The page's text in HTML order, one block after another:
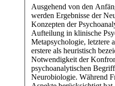
Ausgehend von den
werden Ergebnisse der
Konzepten der
Aufteilung in klinische
Metapsychologie, letztere
erstere als heuristisch
Notwendigkeit der
psychoanalytischen
Neurobiologie. Während